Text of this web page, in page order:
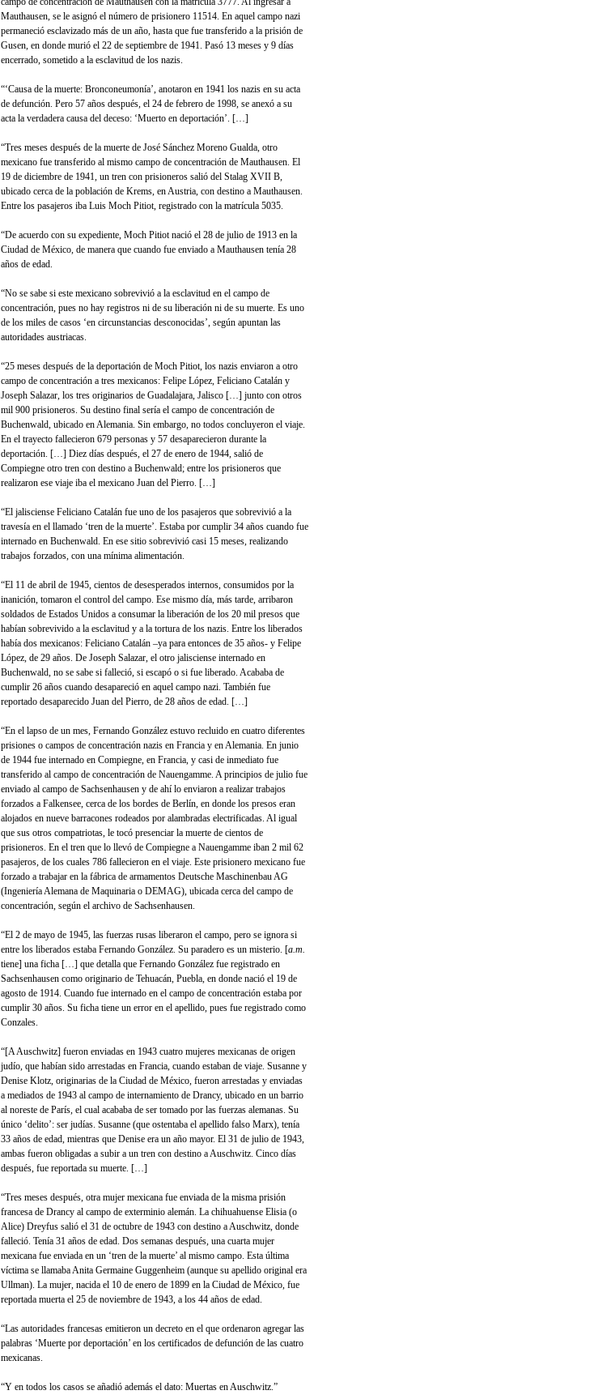
Mauthausen, se le asignó el número de prisionero 11514. En aquel campo nazi
permaneció esclavizado más de un año, hasta que fue transferido a la prisión de
Gusen, en donde murió el 22 de septiembre de 1941. Pasó 13 meses y 9 días
encerrado, sometido a la esclavitud de los nazis.
“‘Causa de la muerte: Bronconeumonía’, anotaron en 1941 los nazis en su acta
de defunción. Pero 57 años después, el 24 de febrero de 1998, se anexó a su
acta la verdadera causa del deceso: ‘Muerto en deportación’. […]
“Tres meses después de la muerte de José Sánchez Moreno Gualda, otro
mexicano fue transferido al mismo campo de concentración de Mauthausen. El
19 de diciembre de 1941, un tren con prisioneros salió del Stalag XVII B,
ubicado cerca de la población de Krems, en Austria, con destino a Mauthausen.
Entre los pasajeros iba Luis Moch Pitiot, registrado con la matrícula 5035.
“De acuerdo con su expediente, Moch Pitiot nació el 28 de julio de 1913 en la
Ciudad de México, de manera que cuando fue enviado a Mauthausen tenía 28
años de edad.
“No se sabe si este mexicano sobrevivió a la esclavitud en el campo de
concentración, pues no hay registros ni de su liberación ni de su muerte. Es uno
de los miles de casos ‘en circunstancias desconocidas’, según apuntan las
autoridades austriacas.
“25 meses después de la deportación de Moch Pitiot, los nazis enviaron a otro
campo de concentración a tres mexicanos: Felipe López, Feliciano Catalán y
Joseph Salazar, los tres originarios de Guadalajara, Jalisco […] junto con otros
mil 900 prisioneros. Su destino final sería el campo de concentración de
Buchenwald, ubicado en Alemania. Sin embargo, no todos concluyeron el viaje.
En el trayecto fallecieron 679 personas y 57 desaparecieron durante la
deportación. […] Diez días después, el 27 de enero de 1944, salió de
Compiegne otro tren con destino a Buchenwald; entre los prisioneros que
realizaron ese viaje iba el mexicano Juan del Pierro. […]
“El jalisciense Feliciano Catalán fue uno de los pasajeros que sobrevivió a la
travesía en el llamado ‘tren de la muerte’. Estaba por cumplir 34 años cuando fue
internado en Buchenwald. En ese sitio sobrevivió casi 15 meses, realizando
trabajos forzados, con una mínima alimentación.
“El 11 de abril de 1945, cientos de desesperados internos, consumidos por la
inanición, tomaron el control del campo. Ese mismo día, más tarde, arribaron
soldados de Estados Unidos a consumar la liberación de los 20 mil presos que
habían sobrevivido a la esclavitud y a la tortura de los nazis. Entre los liberados
había dos mexicanos: Feliciano Catalán –ya para entonces de 35 años- y Felipe
López, de 29 años. De Joseph Salazar, el otro jalisciense internado en
Buchenwald, no se sabe si falleció, si escapó o si fue liberado. Acababa de
cumplir 26 años cuando desapareció en aquel campo nazi. También fue
reportado desaparecido Juan del Pierro, de 28 años de edad. […]
“En el lapso de un mes, Fernando González estuvo recluido en cuatro diferentes
prisiones o campos de concentración nazis en Francia y en Alemania. En junio
de 1944 fue internado en Compiegne, en Francia, y casi de inmediato fue
transferido al campo de concentración de Nauengamme. A principios de julio fue
enviado al campo de Sachsenhausen y de ahí lo enviaron a realizar trabajos
forzados a Falkensee, cerca de los bordes de Berlín, en donde los presos eran
alojados en nueve barracones rodeados por alambradas electrificadas. Al igual
que sus otros compatriotas, le tocó presenciar la muerte de cientos de
prisioneros. En el tren que lo llevó de Compiegne a Nauengamme iban 2 mil 62
pasajeros, de los cuales 786 fallecieron en el viaje. Este prisionero mexicano fue
forzado a trabajar en la fábrica de armamentos Deutsche Maschinenbau AG
(Ingeniería Alemana de Maquinaria o DEMAG), ubicada cerca del campo de
concentración, según el archivo de Sachsenhausen.
“El 2 de mayo de 1945, las fuerzas rusas liberaron el campo, pero se ignora si
entre los liberados estaba Fernando González. Su paradero es un misterio. [a.m.
tiene] una ficha […] que detalla que Fernando González fue registrado en
Sachsenhausen como originario de Tehuacán, Puebla, en donde nació el 19 de
agosto de 1914. Cuando fue internado en el campo de concentración estaba por
cumplir 30 años. Su ficha tiene un error en el apellido, pues fue registrado como
Conzales.
“[A Auschwitz] fueron enviadas en 1943 cuatro mujeres mexicanas de origen
judío, que habían sido arrestadas en Francia, cuando estaban de viaje. Susanne y
Denise Klotz, originarias de la Ciudad de México, fueron arrestadas y enviadas
a mediados de 1943 al campo de internamiento de Drancy, ubicado en un barrio
al noreste de París, el cual acababa de ser tomado por las fuerzas alemanas. Su
único ‘delito’: ser judías. Susanne (que ostentaba el apellido falso Marx), tenía
33 años de edad, mientras que Denise era un año mayor. El 31 de julio de 1943,
ambas fueron obligadas a subir a un tren con destino a Auschwitz. Cinco días
después, fue reportada su muerte. […]
“Tres meses después, otra mujer mexicana fue enviada de la misma prisión
francesa de Drancy al campo de exterminio alemán. La chihuahuense Elisia (o
Alice) Dreyfus salió el 31 de octubre de 1943 con destino a Auschwitz, donde
falleció. Tenía 31 años de edad. Dos semanas después, una cuarta mujer
mexicana fue enviada en un ‘tren de la muerte’ al mismo campo. Esta última
víctima se llamaba Anita Germaine Guggenheim (aunque su apellido original era
Ullman). La mujer, nacida el 10 de enero de 1899 en la Ciudad de México, fue
reportada muerta el 25 de noviembre de 1943, a los 44 años de edad.
“Las autoridades francesas emitieron un decreto en el que ordenaron agregar las
palabras ‘Muerte por deportación’ en los certificados de defunción de las cuatro
mexicanas.
“Y en todos los casos se añadió además el dato: Muertas en Auschwitz.”